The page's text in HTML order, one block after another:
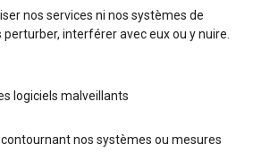
nos services ni nos systèmes de
perturber, interférer avec eux ou y nuire.
logiciels malveillants
nos systèmes ou mesures